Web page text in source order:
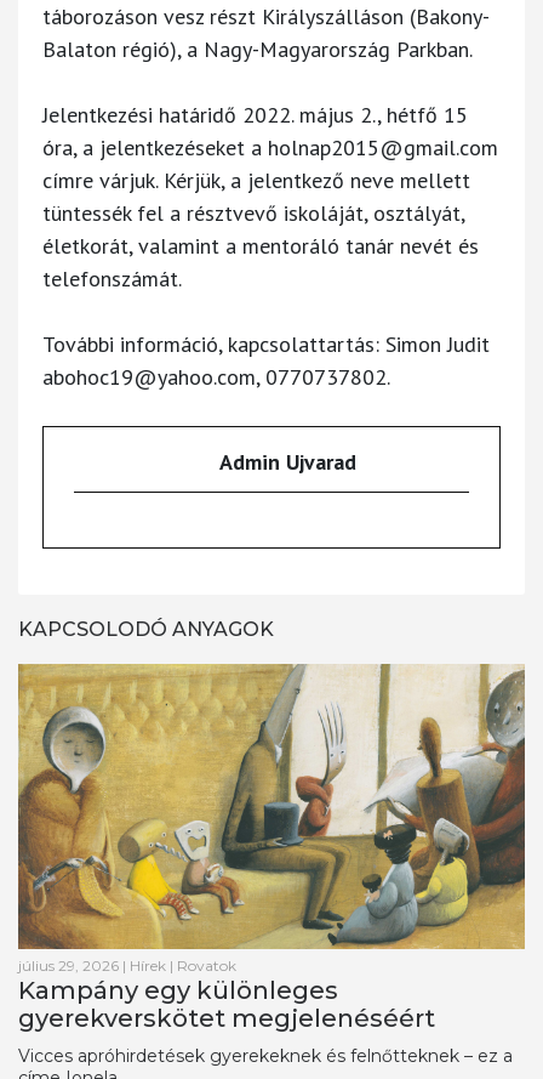
táborozáson vesz részt Királyszálláson (Bakony-
Balaton régió), a Nagy-Magyarország Parkban.
Jelentkezési határidő 2022. május 2., hétfő 15
óra, a jelentkezéseket a holnap2015@gmail.com
címre várjuk. Kérjük, a jelentkező neve mellett
tüntessék fel a résztvevő iskoláját, osztályát,
életkorát, valamint a mentoráló tanár nevét és
telefonszámát.
További információ, kapcsolattartás: Simon Judit
abohoc19@yahoo.com, 0770737802.
Admin Ujvarad
KAPCSOLODÓ ANYAGOK
július 29, 2026 | Hírek | Rovatok
Kampány egy különleges
gyerekverskötet megjelenéséért
Vicces apróhirdetések gyerekeknek és felnőtteknek – ez a